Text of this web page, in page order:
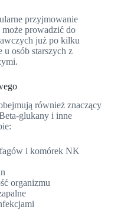
przyjmowanie
prowadzić do
już po kilku
u osób starszych z
również znaczący
glukany i inne
i komórek NK
organizmu